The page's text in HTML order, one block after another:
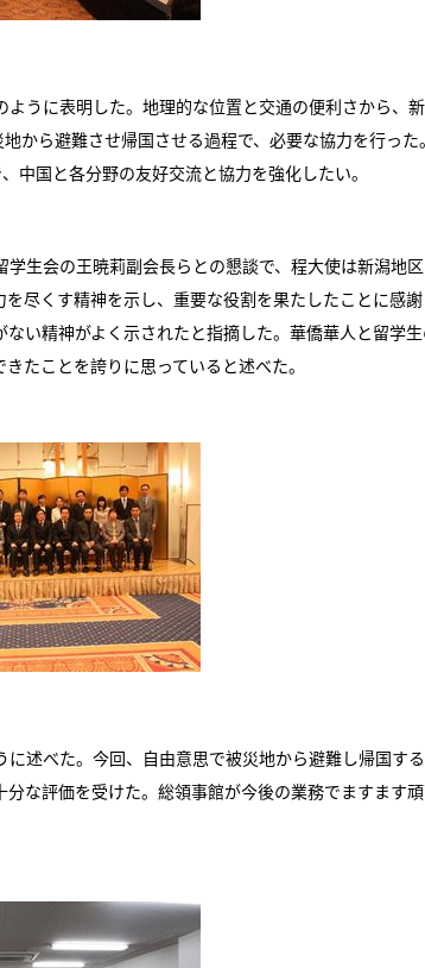
うに表明した。地理的な位置と交通の便利さから、
から避難させ帰国させる過程で、必要な協力を行っ
中国と各分野の友好交流と協力を強化したい。
会の王暁莉副会長らとの懇談で、程大使は新潟地区
尽くす精神を示し、重要な役割を果たしたことに感
い精神がよく示されたと指摘した。華僑華人と留学
たことを誇りに思っていると述べた。
述べた。今回、自由意思で被災地から避難し帰国す
な評価を受けた。総領事館が今後の業務でますます